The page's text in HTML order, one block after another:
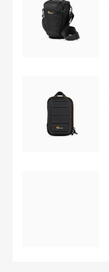
8024221726220
EAN: